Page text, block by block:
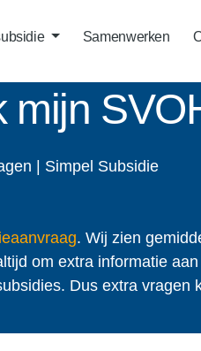
Samenwerken
| Simpel Subsidie
. Wij zien
om extra informatie
Dus extra vragen